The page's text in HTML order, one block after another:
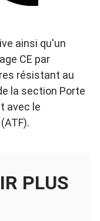
ainsi qu'un
CE par
résistant au
la section Porte
avec le
PLUS